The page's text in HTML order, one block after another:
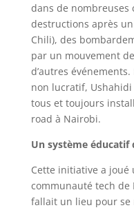
dans de nombreuses
destructions après
Chili), des
par un mouvement
d’autres
non lucratif,
tous et toujours
road à Nairobi.
Un système
Cette initiative a
communauté tech de
fallait un lieu pour se